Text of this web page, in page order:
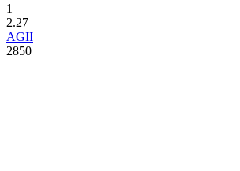
1
2.27
AGII
2850